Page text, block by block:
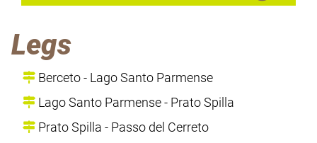
Legs
Berceto - Lago Santo Parmense
Lago Santo Parmense - Prato Spilla
Prato Spilla - Passo del Cerreto